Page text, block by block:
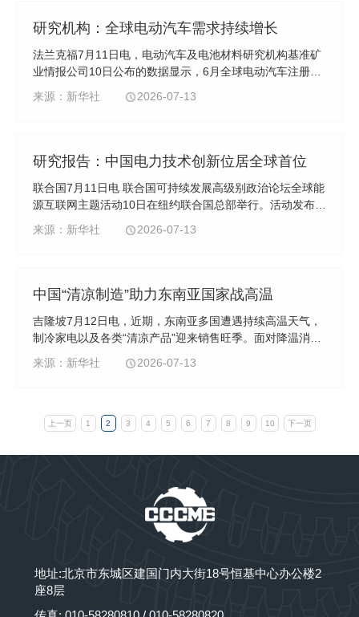
研究机构：全球电动汽车需求持续增长
法兰克福7月11日电，电动汽车及电池材料研究机构基准矿
业情报公司10日公布的数据显示，6月全球电动汽车注册量
连续第四个月增长，其中欧洲地区增长势头强劲，北美等地
区销量下滑。
来源：新华社 2026-07-13
研究报告：中国电力技术创新位居全球首位
联合国7月11日电 联合国可持续发展高级别政治论坛全球能
源互联网主题活动10日在纽约联合国总部举行。活动发布的
《全球电力发展指数（2026）》研究报告显示，中国电力
发展综合排名跻身世界前列，其中电力技术创新居全球首
来源：新华社 2026-07-13
中国“清凉制造”助力东南亚国家战高温
吉隆坡7月12日电，近期，东南亚多国遭遇持续高温天气，
制冷家电以及各类“清凉产品”迎来销售旺季。面对降温消暑
需求，中国品牌凭借持续的技术创新、本地化研发以及日益
完善的服务体系，为当地消费者带来应对酷暑的“清凉方
来源：新华社 2026-07-13
上一页 1 2 3 4 5 6 7 8 9 10 下一页
地址:北京市东城区建国门内大街18号恒基中心办公楼2
座8层